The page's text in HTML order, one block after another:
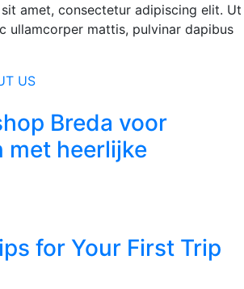
amet, consectetur adipiscing elit. Ut
ullamcorper mattis, pulvinar dapibus
US
Breda voor
met heerlijke
for Your First Trip